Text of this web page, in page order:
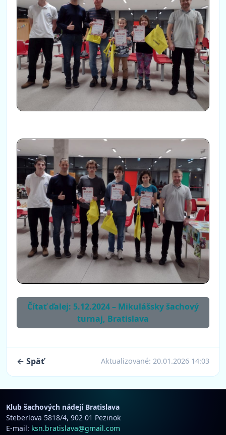
Čítať ďalej: 5.12.2024 – Mikulášsky šachový
turnaj, Bratislava
← Späť Aktualizované: 20.01.2026 14:03
Klub šachových nádejí Bratislava
Steberlova 5818/4, 902 01 Pezinok
E-mail: ksn.bratislava@gmail.com